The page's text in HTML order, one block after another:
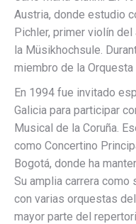
Austria, donde estudio
Pichler, primer violín
la Müsikhochsule.
miembro de la Orquesta
En 1994 fue invitado
Galicia para participar
Musical de la Coruña.
como Concertino
Bogotá, donde ha
Su amplia carrera
con varias orquestas
mayor parte del